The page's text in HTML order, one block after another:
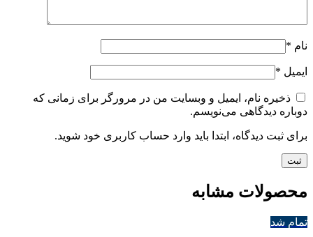
نام *
ایمیل *
ذخیره نام، ایمیل و وبسایت من در مرورگر برای زمانی که
دوباره دیدگاهی می‌نویسم.
برای ثبت دیدگاه، ابتدا باید وارد حساب کاربری خود شوید.
محصولات مشابه
تمام شد